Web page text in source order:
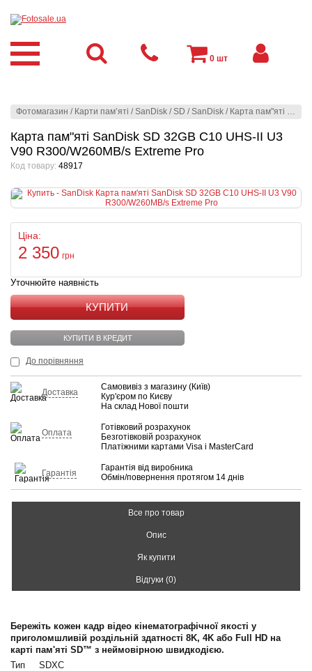
Фотомагазин / Карти пам’яті /SanDisk /SD /SanDisk / Карта пам"яті SanDisk SD 32GB C10 UHS-II U3 V90 R300/W260MB/s Extreme Pro
Карта пам"яті SanDisk SD 32GB C10 UHS-II U3
V90 R300/W260MB/s Extreme Pro
Код товару: 48917
Ціна:
2 350 грн
Уточнюйте наявність
КУПИТИ
КУПИТИ В КРЕДИТ
До порівняння
Доставка
Самовивіз з магазину (Київ)
Кур'єром по Києву
На склад Нової пошти
Оплата
Готівковий розрахунок
Безготівковій розрахунок
Платіжними картами Visa і MasterCard
Гарантія
Гарантія від виробника
Обмін/повернення протягом 14 днів
Все про товар
Опис
Як купити
Відгуки (0)
Бережіть кожен кадр відео кінематографічної якості у
приголомшливій роздільній здатності 8K, 4K або Full HD на
карті пам'яті SD™ з неймовірною швидкодією.
Тип SDXC
0 шт